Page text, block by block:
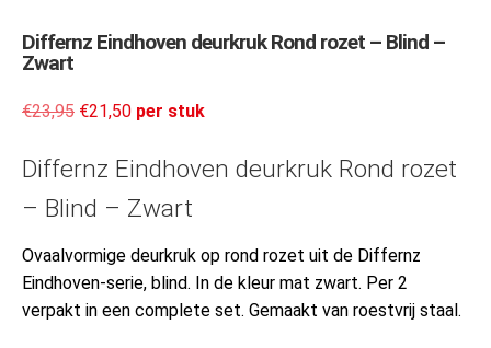
Differnz Eindhoven deurkruk Rond rozet – Blind –
Zwart
€23,95 €21,50 per stuk
Differnz Eindhoven deurkruk Rond rozet
– Blind – Zwart
Ovaalvormige deurkruk op rond rozet uit de Differnz
Eindhoven-serie, blind. In de kleur mat zwart. Per 2
verpakt in een complete set. Gemaakt van roestvrij staal.